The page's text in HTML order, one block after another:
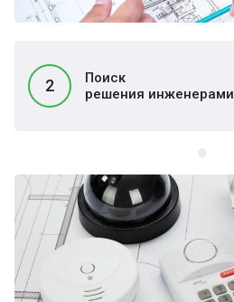
2
Поиск
решения инженерами